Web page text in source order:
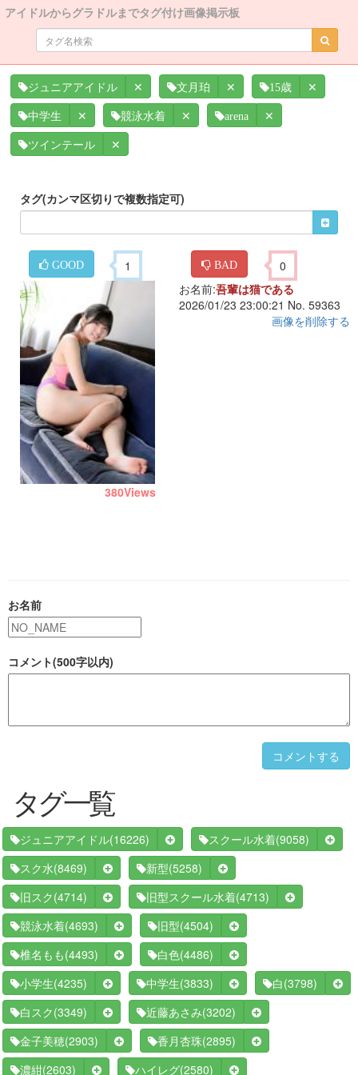
アイドルからグラドルまでタグ付け画像掲示板
ジュニアアイドル ✕ 文月珀 ✕ 15歳 ✕
中学生 ✕ 競泳水着 ✕ arena ✕
ツインテール ✕
タグ(カンマ区切りで複数指定可)
GOOD 1 BAD 0
380Views
お名前:吾輩は猫である
2026/01/23 23:00:21 No. 59363
画像を削除する
お名前
コメント(500字以内)
コメントする
タグ一覧
ジュニアアイドル(16226) スクール水着(9058)
スク水(8469) 新型(5258)
旧スク (4714) 旧型スクール水着(4713)
競泳水着(4693) 旧型(4504)
椎名もも (4493) 白色(4486)
小学生(4235) 中学生(3833) 白 (3798)
白スク (3349) 近藤あさみ(3202)
金子美穂(2903) 香月杏珠(2895)
濃紺(2603) ハイレグ(2580)